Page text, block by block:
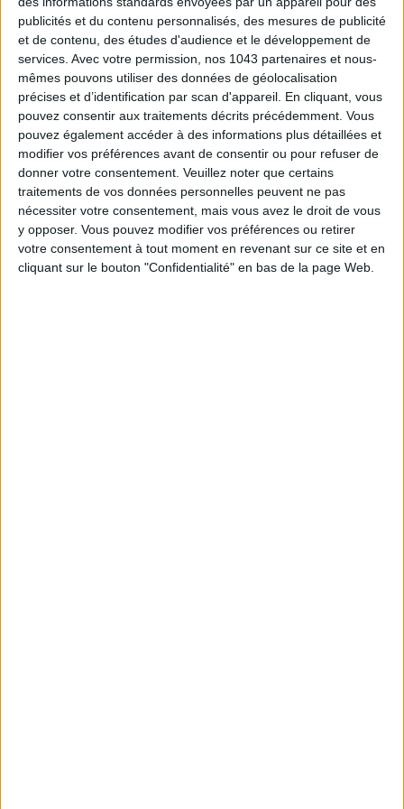
publicités et du contenu personnalisés, des mesures de publicité
et de contenu, des études d'audience et le développement de
services. Avec votre permission, nos 1043 partenaires et nous-
mêmes pouvons utiliser des données de géolocalisation
précises et d’identification par scan d'appareil. En cliquant, vous
pouvez consentir aux traitements décrits précédemment. Vous
pouvez également accéder à des informations plus détaillées et
modifier vos préférences avant de consentir ou pour refuser de
donner votre consentement. Veuillez noter que certains
traitements de vos données personnelles peuvent ne pas
nécessiter votre consentement, mais vous avez le droit de vous
y opposer. Vous pouvez modifier vos préférences ou retirer
votre consentement à tout moment en revenant sur ce site et en
cliquant sur le bouton "Confidentialité" en bas de la page Web.
ADOPT PARFUMS RÉVOLUTIONNE LA PARFUMERIE MADE IN FRANCE À PETIT PRIX